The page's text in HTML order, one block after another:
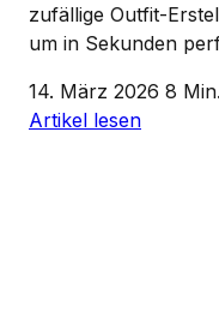
zufällige Outfit-
um in Sekunden
14. März 2026 8
Artikel lesen